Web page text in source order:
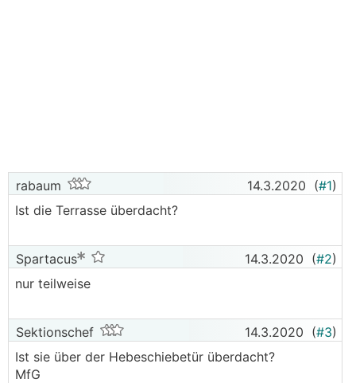
rabaum 14.3.2020 (#1)
Ist die Terrasse überdacht?
Spartacus 14.3.2020 (#2)
nur teilweise
Sektionschef 14.3.2020 (#3)
Ist sie über der Hebeschiebetür überdacht?
MfG